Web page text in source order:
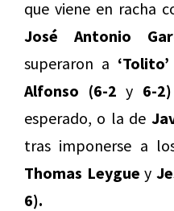
que viene en racha
José Antonio
superaron a
Alfonso (6-2 y 6-2)
esperado, o la de
tras imponerse a
Thomas Leygue y
6).